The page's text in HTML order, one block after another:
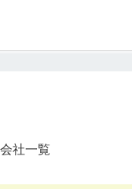
社一覧